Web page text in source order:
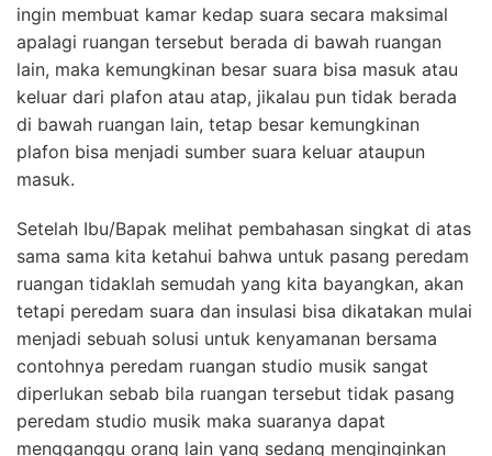
ingin membuat kamar kedap suara secara maksimal
apalagi ruangan tersebut berada di bawah ruangan
lain, maka kemungkinan besar suara bisa masuk atau
keluar dari plafon atau atap, jikalau pun tidak berada
di bawah ruangan lain, tetap besar kemungkinan
plafon bisa menjadi sumber suara keluar ataupun
masuk.
Setelah Ibu/Bapak melihat pembahasan singkat di atas
sama sama kita ketahui bahwa untuk pasang peredam
ruangan tidaklah semudah yang kita bayangkan, akan
tetapi peredam suara dan insulasi bisa dikatakan mulai
menjadi sebuah solusi untuk kenyamanan bersama
contohnya peredam ruangan studio musik sangat
diperlukan sebab bila ruangan tersebut tidak pasang
peredam studio musik maka suaranya dapat
mengganggu orang lain yang sedang menginginkan